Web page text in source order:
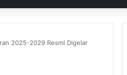
2025-2029 Resmi Digelar